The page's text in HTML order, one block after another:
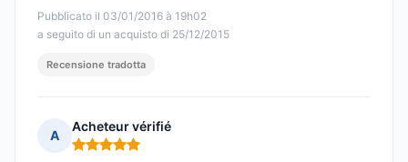
Pubblicato il 03/01/2016 à 19h02
a seguito di un acquisto di 25/12/2015
Recensione tradotta
A
Acheteur vérifié
Nota: 5 su 5